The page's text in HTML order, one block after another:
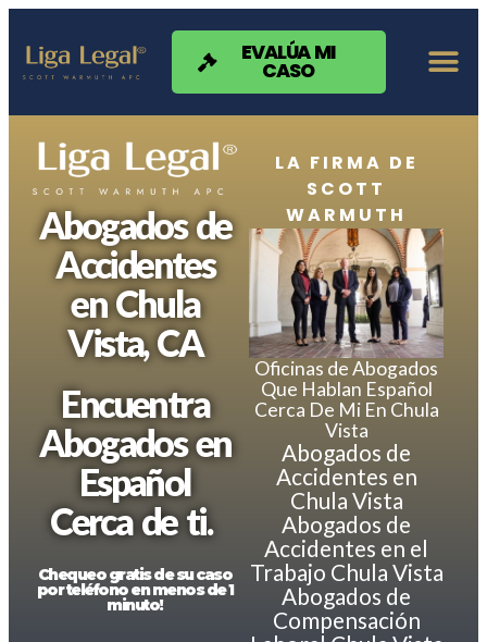
Nota:
sitio
web
accesibilidad.
EVALÚA MI
CASO
Abogados de
Accidentes
en Chula
Vista, CA
Encuentra
Abogados en
Español
Cerca de ti.
Chequeo gratis de su caso
por teléfono en menos de 1
minuto!
LA FIRMA DE
SCOTT
WARMUTH
Oficinas de Abogados
Que Hablan Español
Cerca De Mi En Chula
Vista
Abogados de
Accidentes en
Chula Vista
Abogados de
Accidentes en el
Trabajo Chula Vista
Abogados de
Compensación